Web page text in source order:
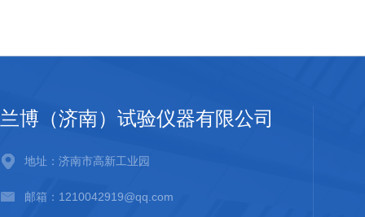
兰博（济南）试验仪器有限公司
地址：济南市高新工业园
邮箱：1210042919@qq.com